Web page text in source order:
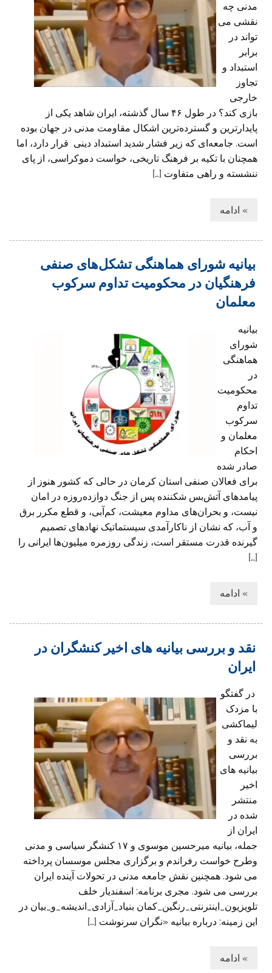
مدنی چه
نقشی می
تواند در
برابر
استبداد و
تجاوز
خارجی
بازی کند؟ در طول ۴۶ سال گذشته، ایران شاهد یکی از
پایدارترین و گسترده‌ترین اشکال مقاومت مدنی در جهان بوده
است. جامعه‌ای که زیر فشار شدید استبداد دینی قرار دارد، اما
همچنان با تکیه بر فرهنگ تاریخی، خواست دموکراسی، از پای
ننشسته و راهی متفاوت […]
» ادامه
بیانیه شورای هماهنگی تشکل‌های صنفی
فرهنگیان در محکومیت تداوم سرکوب
معلمان
بیانیه
شورای
هماهنگی
در
محکومیت
تداوم
سرکوب
معلمان و
احکام
صادر شده
برای فعالان صنفی استان کرمان در حالی که کشور هنوز از
پیامدهای آتش‌بس شکننده پس از جنگ دوازده‌روزه در امان
نیست، و بحران‌های مداوم معیشت، کم‌آبی، و قطع مکرر برق
و آب، که نشان از ناکارآمدی سیستماتیک نهادهای تصمیم
گیرنده قدرت مستقر است، زندگی روزمره میلیون‌ها ایرانی را
[…]
» ادامه
نقد و بررسی بیانیه های اخیر کنشگران در
ایران
در گفتگو
با مزدک
لیماکشی
به نقد و
بررسی
بیانیه های
اخیر
منتشر
شده در
ایران از
جمله،‌ بیانیه میرحسین موسوی و ۱۷ کنشگر سیاسی و مدنی
وطرح خواست رفراندم و برگزاری مجلس موسسان پرداخته
می شود. همچنین نقش جامعه مدنی در تحولات آینده ایران
بررسی می شود. مجری برنامه: اسفندیار خلف
تلویزیون_اینترنتی_رنگین_کمان بنیاد_آزادی_اندیشه_و_بیان در
این زمینه: درباره بیانیه «نگران سرنوشت […]
» ادامه